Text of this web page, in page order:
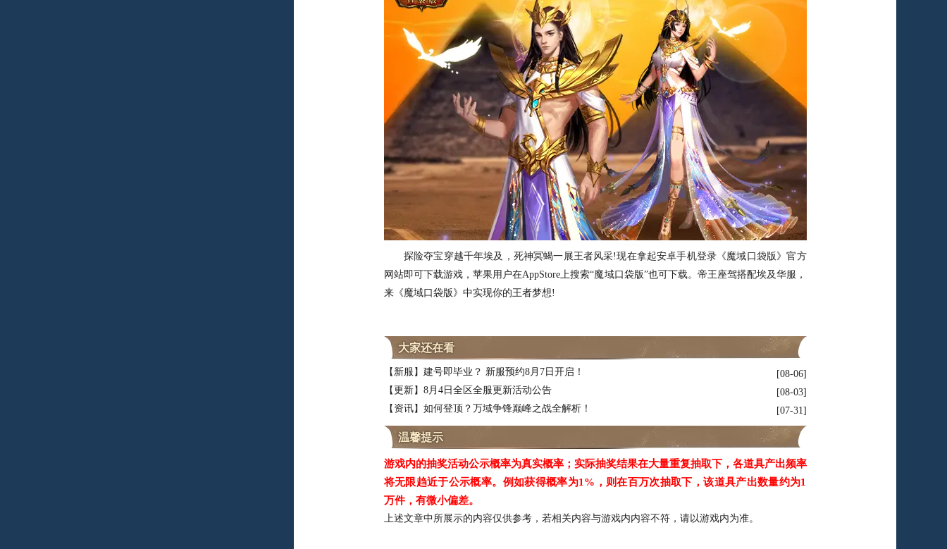
探险夺宝穿越千年埃及，死神冥蝎一展王者风采!现在拿起安卓手机登录《魔域口袋版》官方
网站即可下载游戏，苹果用户在AppStore上搜索“魔域口袋版”也可下载。帝王座驾搭配埃及华服，
来《魔域口袋版》中实现你的王者梦想!
大家还在看
【新服】建号即毕业？ 新服预约8月7日开启！
08-06
【更新】8月4日全区全服更新活动公告
08-03
【资讯】如何登顶？万域争锋巅峰之战全解析！
07-31
温馨提示
游戏内的抽奖活动公示概率为真实概率；实际抽奖结果在大量重复抽取下，各道具产出频率
将无限趋近于公示概率。例如获得概率为1%，则在百万次抽取下，该道具产出数量约为1
万件，有微小偏差。
上述文章中所展示的内容仅供参考，若相关内容与游戏内内容不符，请以游戏内为准。